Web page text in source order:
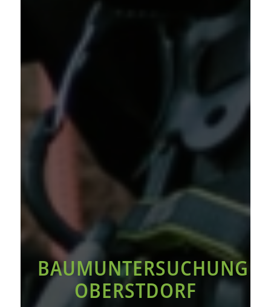
BAUMUNTERSUCHUNG
OBERSTDORF